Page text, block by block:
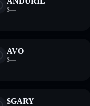
$—
AVO
$—
$GARY